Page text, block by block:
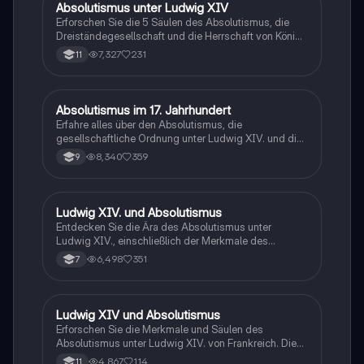
Geschichte
Absolutismus unter Ludwig XIV
Erforschen Sie die 5 Säulen des Absolutismus, die
Dreiständegesellschaft und die Herrschaft von König
Ludwig XIV, dem Sonnenkönig. Diese
Zusammenfassung bietet einen tiefen Einblick in die
der politischen Systeme und der französischen
Geschichte.
11 7,327 231
Geschichte
Absolutismus im 17. Jahrhundert
Erfahre alles über den Absolutismus, die
gesellschaftliche Ordnung unter Ludwig XIV. und die
Rolle des Königs als absoluter Herrscher. Diese
Zusammenfassung behandelt die zentralen Aspekte
wirtschaftlichen Strategien wie Merkantilismus. Ideal
für Schüler, die sich auf Prüfungen vorbereiten oder ein
besseres Verständnis der politischen Strukturen
dieser Zeit entwickeln möchten.
9 8,340 359
Geschichte
Ludwig XIV. und Absolutismus
Entdecken Sie die Ära des Absolutismus unter
Ludwig XIV., einschließlich der Merkmale des
Barocks, der Fünf Säulen der Macht, Merkantilismus
und der Rolle der Aufklärer. Diese Zusammenfassung
von Versailles. Ideal für Studierende der Geschichte
und Politikwissenschaft.
7 6,498 351
Geschichte
Ludwig XIV und Absolutismus
Erforschen Sie die Merkmale und Säulen des
Absolutismus unter Ludwig XIV. von Frankreich. Diese
Zusammenfassung behandelt die Definition des
11 4,867 114